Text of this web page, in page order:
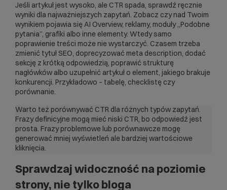
Jeśli artykuł jest wysoko, ale CTR spada, sprawdź ręcznie
wyniki dla najważniejszych zapytań. Zobacz czy nad Twoim
wynikiem pojawia się AI Overview, reklamy, moduły „Podobne
pytania”, grafiki albo inne elementy. Wtedy samo
poprawienie treści może nie wystarczyć. Czasem trzeba
zmienić tytuł SEO, doprecyzować meta description, dodać
sekcję z krótką odpowiedzią, poprawić strukturę
nagłówków albo uzupełnić artykuł o element, jakiego brakuje
konkurencji. Przykładowo – tabelę, checklistę czy
porównanie.
Warto też porównywać CTR dla różnych typów zapytań.
Frazy definicyjne mogą mieć niski CTR, bo odpowiedź jest
prosta. Frazy problemowe lub porównawcze mogę
generować mniej wyświetleń ale bardziej wartościowe
kliknięcia.
Sprawdzaj widoczność na poziomie
strony, nie tylko bloga